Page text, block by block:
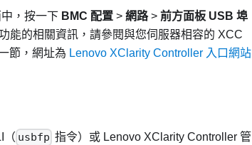
，按一下 BMC 配置 > 網路> 前方面板 USB 埠
能的相關資訊，請參閱與您伺服器相容的 XCC
節，網址為 Lenovo XClarity Controller 入口網站
（ usbfp 指令）或 Lenovo XClarity Controller 管